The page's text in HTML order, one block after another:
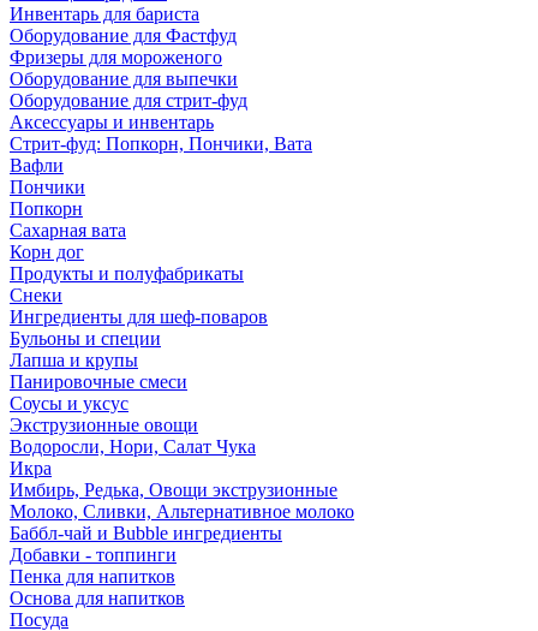
Инвентарь для бариста
Оборудование для Фастфуд
Фризеры для мороженого
Оборудование для выпечки
Оборудование для стрит-фуд
Аксессуары и инвентарь
Стрит-фуд: Попкорн, Пончики, Вата
Вафли
Пончики
Попкорн
Сахарная вата
Корн дог
Продукты и полуфабрикаты
Снеки
Ингредиенты для шеф-поваров
Бульоны и специи
Лапша и крупы
Панировочные смеси
Соусы и уксус
Экструзионные овощи
Водоросли, Нори, Салат Чука
Икра
Имбирь, Редька, Овощи экструзионные
Молоко, Сливки, Альтернативное молоко
Баббл-чай и Bubble ингредиенты
Добавки - топпинги
Пенка для напитков
Основа для напитков
Посуда